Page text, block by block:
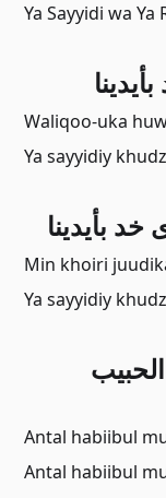
Ya Sayyidi wa Ya
Waliqoo-uka
Ya sayyidiy
ﺑﺄﻳﺪﻳﻨﺎ
Min khoiri
Ya sayyidiy
Antal habiibul
Antal habiibul